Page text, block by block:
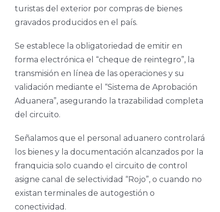
turistas del exterior por compras de bienes
gravados producidos en el país.
Se establece la obligatoriedad de emitir en
forma electrónica el “cheque de reintegro”, la
transmisión en línea de las operaciones y su
validación mediante el “Sistema de Aprobación
Aduanera”, asegurando la trazabilidad completa
del circuito.
Señalamos que el personal aduanero controlará
los bienes y la documentación alcanzados por la
franquicia solo cuando el circuito de control
asigne canal de selectividad “Rojo”, o cuando no
existan terminales de autogestión o
conectividad.